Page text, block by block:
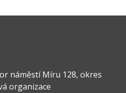
náměstí Míru 128, okres
organizace